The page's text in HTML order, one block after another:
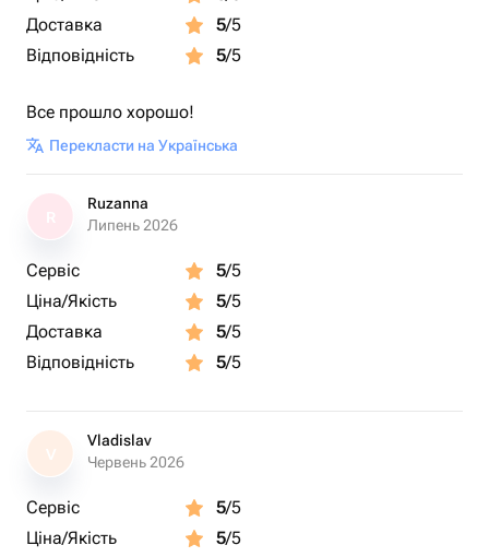
Доставка
5/5
Відповідність
5/5
Все прошло хорошо!
Перекласти на Українська
Ruzanna
Липень 2026
Сервіс 5/5
Ціна/Якість
5/5
Доставка
5/5
Відповідність
5/5
V
Vladislav
Червень 2026
Сервіс 5/5
Ціна/Якість
5/5